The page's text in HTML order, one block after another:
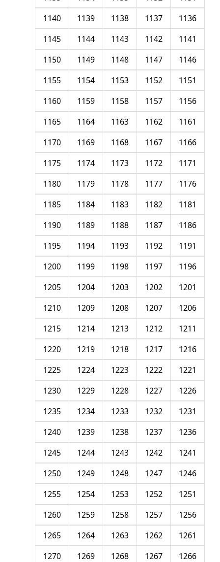
1136
1137
1138
1139
1140
1141
1142
1143
1144
1145
1146
1147
1148
1149
1150
1151
1152
1153
1154
1155
1156
1157
1158
1159
1160
1161
1162
1163
1164
1165
1166
1167
1168
1169
1170
1171
1172
1173
1174
1175
1176
1177
1178
1179
1180
1181
1182
1183
1184
1185
1186
1187
1188
1189
1190
1191
1192
1193
1194
1195
1196
1197
1198
1199
1200
1201
1202
1203
1204
1205
1206
1207
1208
1209
1210
1211
1212
1213
1214
1215
1216
1217
1218
1219
1220
1221
1222
1223
1224
1225
1226
1227
1228
1229
1230
1231
1232
1233
1234
1235
1236
1237
1238
1239
1240
1241
1242
1243
1244
1245
1246
1247
1248
1249
1250
1251
1252
1253
1254
1255
1256
1257
1258
1259
1260
1261
1262
1263
1264
1265
1266
1267
1268
1269
1270